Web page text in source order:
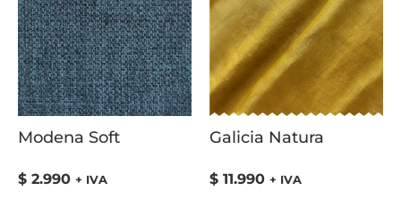
Modena Soft
$ 2.990 + IVA
Galicia Natura
$ 11.990 + IVA